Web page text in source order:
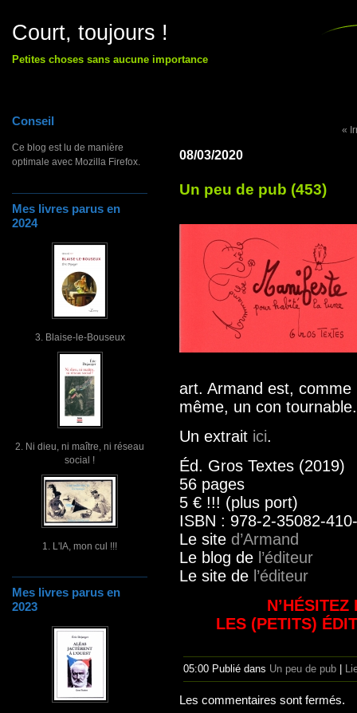
Court, toujours !
Petites choses sans aucune importance
Conseil
Ce blog est lu de manière
optimale avec Mozilla Firefox.
Mes livres parus en
2024
3. Blaise-le-Bouseux
2. Ni dieu, ni maître, ni réseau
social !
1. L'IA, mon cul !!!
Mes livres parus en
2023
«
08/03/2020
Un peu de pub (453)
art. Armand est,
même, un con
Un extrait ici.
Éd. Gros Textes (2019)
56 pages
5 € !!! (plus port)
ISBN : 978-2-35082-
Le site d’Armand
Le blog de l’éditeur
Le site de l’éditeur
LES (PETITS)
05:00 Publié dans Un peu de pub
Les commentaires sont fermés.